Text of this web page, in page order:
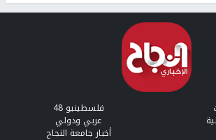
فلسطينيو 48
عربي ودولي
أخبار جامعة النجاح